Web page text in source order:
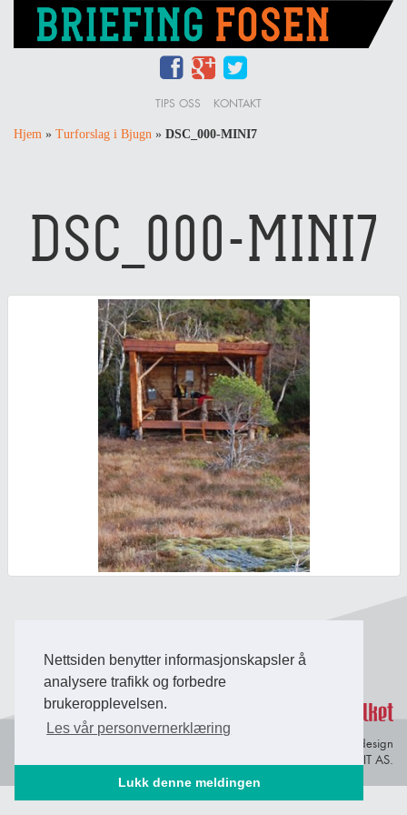
Nettsiden benytter informasjonskapsler å
analysere trafikk og forbedre
brukeropplevelsen.
Les vår personvernerklæring
Lukk denne meldingen
TIPS OSS KONTAKT
Hjem » Turforslag i Bjugn » DSC_000-MINI7
DSC_000-MINI7
Webdesign
av Lindbak IT AS.